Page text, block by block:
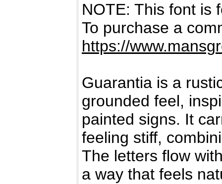
NOTE: This font is
To purchase a
https://
Guarantia is a
grounded feel,
painted signs. It
feeling stiff,
The letters flow
a way that feels